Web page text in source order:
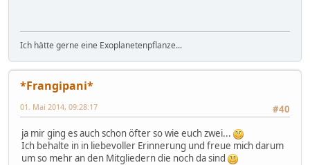
Ich hätte gerne eine Exoplanetenpflanze...
*Frangipani*
#40
01. Mai 2014, 09:28:17
ja mir ging es auch schon öfter so wie euch zwei...
Ich behalte in in liebevoller Erinnerung und freue mich darum
um so mehr an den Mitgliedern die noch da sind